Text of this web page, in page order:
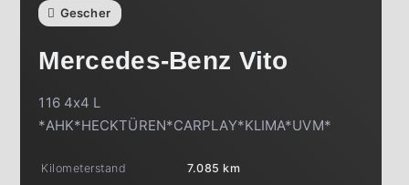
Gescher
Mercedes-Benz Vito
116 4x4 L
*AHK*HECKTÜREN*CARPLAY*KLIMA*UVM*
Kilometerstand
7.085 km